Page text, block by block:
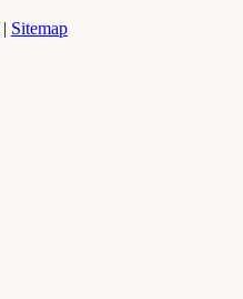
| Sitemap